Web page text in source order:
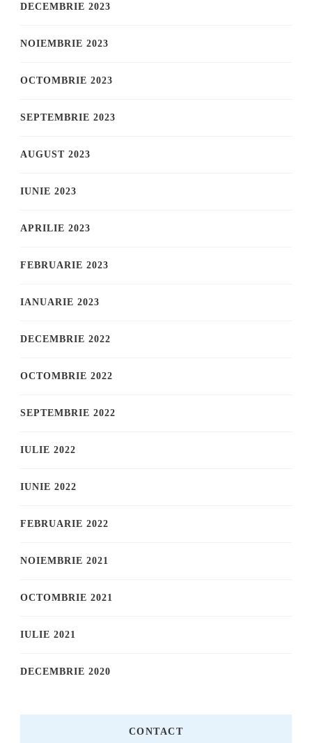
DECEMBRIE 2023
NOIEMBRIE 2023
OCTOMBRIE 2023
SEPTEMBRIE 2023
AUGUST 2023
IUNIE 2023
APRILIE 2023
FEBRUARIE 2023
IANUARIE 2023
DECEMBRIE 2022
OCTOMBRIE 2022
SEPTEMBRIE 2022
IULIE 2022
IUNIE 2022
FEBRUARIE 2022
NOIEMBRIE 2021
OCTOMBRIE 2021
IULIE 2021
DECEMBRIE 2020
CONTACT